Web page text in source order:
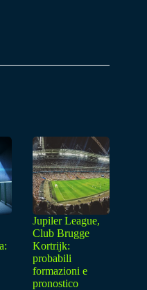
Jupiler League,
Club Brugge
Kortrijk:
probabili
formazioni e
pronostico